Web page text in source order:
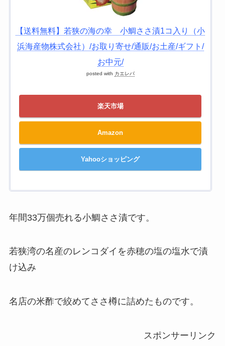
【送料無料】若狭の海の幸 小鯛ささ漬1コ入り（小
浜海産物株式会社）/お取り寄せ/通販/お土産/ギフト/
お中元/
posted with カエレバ
楽天市場
Amazon
Yahooショッピング
年間33万個売れる小鯛ささ漬です。
若狭湾の名産のレンコダイを赤穂の塩の塩水で漬
け込み
名店の米酢で絞めてささ樽に詰めたものです。
スポンサーリンク